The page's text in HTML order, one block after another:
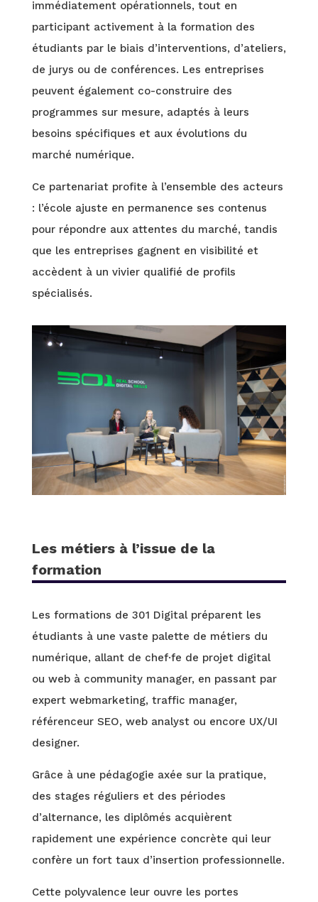
immédiatement opérationnels, tout en
participant activement à la formation des
étudiants par le biais d’interventions, d’ateliers,
de jurys ou de conférences. Les entreprises
peuvent également co-construire des
programmes sur mesure, adaptés à leurs
besoins spécifiques et aux évolutions du
marché numérique.
Ce partenariat profite à l’ensemble des acteurs
: l’école ajuste en permanence ses contenus
pour répondre aux attentes du marché, tandis
que les entreprises gagnent en visibilité et
accèdent à un vivier qualifié de profils
spécialisés.
Les métiers à l’issue de la
formation
Les formations de 301 Digital préparent les
étudiants à une vaste palette de métiers du
numérique, allant de chef·fe de projet digital
ou web à community manager, en passant par
expert webmarketing, traffic manager,
référenceur SEO, web analyst ou encore UX/UI
designer.
Grâce à une pédagogie axée sur la pratique,
des stages réguliers et des périodes
d’alternance, les diplômés acquièrent
rapidement une expérience concrète qui leur
confère un fort taux d’insertion professionnelle.
Cette polyvalence leur ouvre les portes